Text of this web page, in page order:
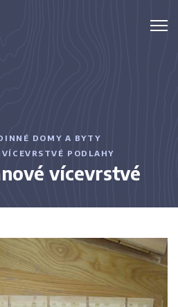
DOMY A BYTY
PODLAHY
vícevrstvé